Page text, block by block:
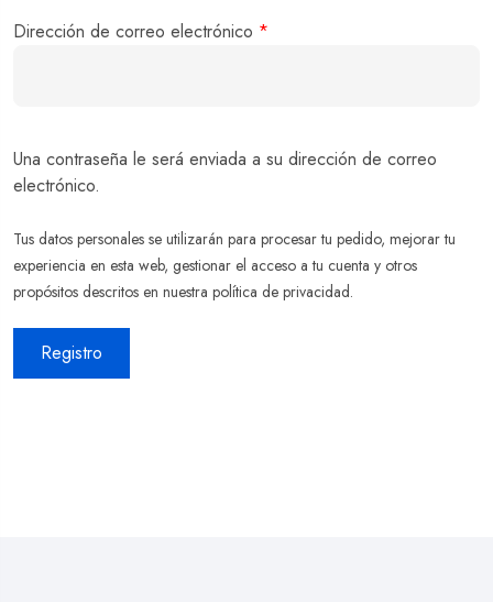
Dirección de correo electrónico *
Una contraseña le será enviada a su dirección de correo
electrónico.
Tus datos personales se utilizarán para procesar tu pedido, mejorar tu
experiencia en esta web, gestionar el acceso a tu cuenta y otros
propósitos descritos en nuestra política de privacidad.
Registro